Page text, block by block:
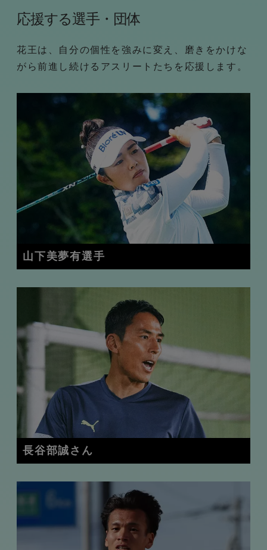
応援する選手・団体
花王は、自分の個性を強みに変え、磨きをかけな
がら前進し続けるアスリートたちを応援します。
山下美夢有選手
長谷部誠さん